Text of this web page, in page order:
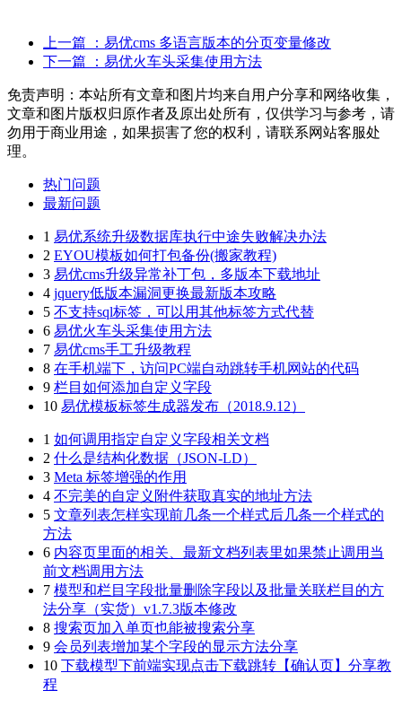
上一篇
：易优cms 多语言版本的分页变量修改
下一篇
：易优火车头采集使用方法
免责声明：本站所有文章和图片均来自用户分享和网络收集，
文章和图片版权归原作者及原出处所有，仅供学习与参考，请
勿用于商业用途，如果损害了您的权利，请联系网站客服处
理。
热门问题
最新问题
1 易优系统升级数据库执行中途失败解决办法
2 EYOU模板如何打包备份(搬家教程)
3 易优cms升级异常补丁包，多版本下载地址
4 jquery低版本漏洞更换最新版本攻略
5 不支持sql标签，可以用其他标签方式代替
6 易优火车头采集使用方法
7 易优cms手工升级教程
8 在手机端下，访问PC端自动跳转手机网站的代码
9 栏目如何添加自定义字段
10 易优模板标签生成器发布（2018.9.12）
1 如何调用指定自定义字段相关文档
2 什么是结构化数据（JSON-LD）
3 Meta 标签增强的作用
4 不完美的自定义附件获取真实的地址方法
5 文章列表怎样实现前几条一个样式后几条一个样式的
方法
6 内容页里面的相关、最新文档列表里如果禁止调用当
前文档调用方法
7 模型和栏目字段批量删除字段以及批量关联栏目的方
法分享（实货）v1.7.3版本修改
8 搜索页加入单页也能被搜索分享
9 会员列表增加某个字段的显示方法分享
10 下载模型下前端实现点击下载跳转【确认页】分享教
程